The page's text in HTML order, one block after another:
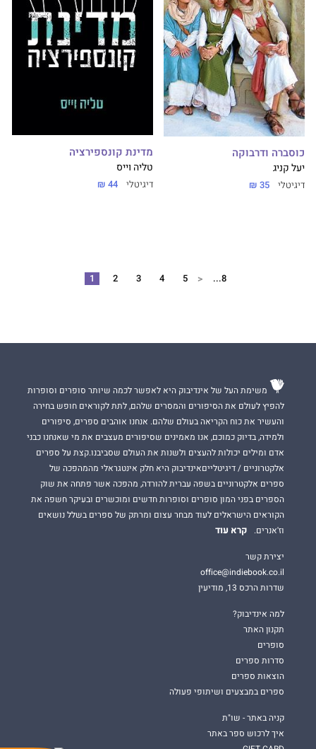
כוסברה ודרבוקה
יעל קניג
דיגיטלי 35 ₪
מדינת קונספירציה
טליה וייס
דיגיטלי 44 ₪
8...
<
5
4
3
2
1
משימת העל של אינדיבוק היא לאפשר לכמה שיותר סופרים וסופרות
להפיץ לעולם את הסיפורים והמסרים שלהם, לתת לקוראים חופש בחירה
והעשיר את כוח הקריאה בעולם שלהם. אנחנו אוהבים ספרים, סיפורים
ולמידה, בדיוק כמוכם, אנו מאמינים שסיפורים מעצבים את מי שאנחנו כבני
אדם ומילים יכולות להעצים ולשנות את העולם שסביבנו.קצת על ספרים
אלקטרוניים / דיגיטלייםאינדיבוק היא חלק אינטגראלי מהמהפכה של
ספרים אלקטרוניים בשפה עברית להורדה, מהפכה אשר פתחה את שוק
הספרים בפני המון סופרים וסופרות חדשים ומוכשרים ובעיקר חשפה את
הקוראים הישראלים לעוד מבחר עצום ומרתק של ספרים בשלל נושאים
וז'אנרים.
קרא עוד
יצירת קשר
office@indiebook.co.il
שדרות הרכס 13, מודיעין
למה אינדיבוק?
תקנון האתר
סופרים
סדרות ספרים
הוצאות ספרים
ספרים במבצעים ושיתופי פעולה
קניה באתר - שו"ת
איך לרכוש ספר באתר